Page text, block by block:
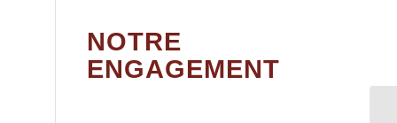
NOTRE
ENGAGEMENT